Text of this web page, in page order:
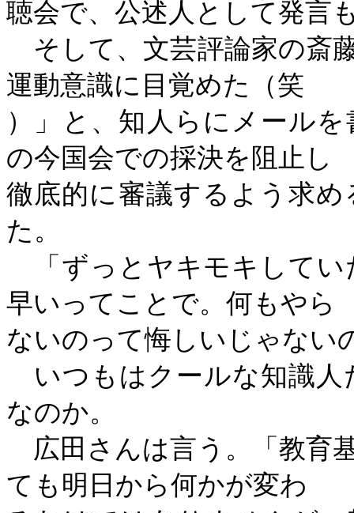
聴会で、公述人として発言
そして、文芸評論家の斎
運動意識に目覚めた（笑
）」と、知人らにメール
の今国会での採決を阻止し
徹底的に審議するよう求
た。
「ずっとヤキモキしてい
早いってことで。何もやら
ないのって悔しいじゃない
いつもはクールな知識人
なのか。
広田さんは言う。「教育
ても明日から何かが変わ